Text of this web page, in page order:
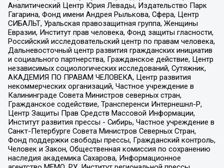
Аналитический Центр Юрия Левады, Издательство Парк
Гагарина, Фонд имени Андрея Рылькова, Сфера, Центр
СИБАЛЬТ, Уральская правозащитная группа, Женщины
Евразии, Институт прав человека, Фонд защиты гласности,
Российский исследовательский центр по правам человека,
Дальневосточный центр развития гражданских инициатив
и социального партнерства, Гражданское действие, Центр
независимых социологических исследований, Сутяжник,
АКАДЕМИЯ ПО ПРАВАМ ЧЕЛОВЕКА, Центр развития
некоммерческих организаций, Частное учреждение в
Калининграде Совета Министров северных стран,
Гражданское содействие, Трансперенси Интернешнл-Р,
Центр Защиты Прав Средств Массовой Информации,
Институт развития прессы - Сибирь, Частное учреждение в
Санкт-Петербурге Совета Министров Северных Стран,
Фонд поддержки свободы прессы, Гражданский контроль,
Человек и Закон, Общественная комиссия по сохранению
наследия академика Сахарова, Информационное